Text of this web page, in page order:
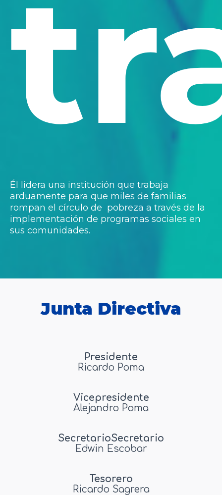
Él lidera una institución que trabaja
arduamente para que miles de familias
rompan el círculo de pobreza a través de la
implementación de programas sociales en
sus comunidades.
Junta Directiva
Presidente
Ricardo Poma
Vicepresidente
Alejandro Poma
SecretarioSecretario
Edwin Escobar
Tesorero
Ricardo Sagrera